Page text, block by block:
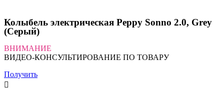
Колыбель электрическая Peppy Sonno 2.0, Grey
(Серый)
ВНИМАНИЕ
ВИДЕО-КОНСУЛЬТИРОВАНИЕ ПО ТОВАРУ
Получить